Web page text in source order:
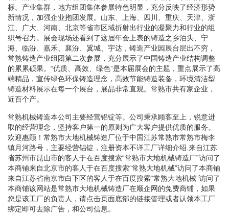
标。产业集群，地方组团集体参展特色明显，充分反映了经济形势
新情况，加强企业抱团发展。山东、上海、四川、重庆、天津、浙
江、广大、河南、北京等省市区域折射出行业的凝聚力和行业的组
织号召力。展会现场还看到了这届年会上表的铸造之乡泊头、宁
海、临汾、嘉禾、襄汾、翼城、宇达，铸造产业园展台层出不穷，
常熟铸造产业组团第二次参展，充分展示了中国铸造产业结构调整
的累累硕果。“优质、高效、绿色”是本届展会的主题，重点展示了高
端精品，宣传绿色环保铸造理念，高效节能铸造装备，环境清洁型
铸造材料展示在每一个展台，展品非常直观。常熟市共有家企业，
近百个产。
常熟机械铸造本公司主要经营铝锭等。公司秉承顾客至上，锐意进
取的经营理念，坚持客户第一的原则为广大客户提供优质的服务。
欢迎惠顾！常熟市大地机械铸造厂位于中国江苏常熟市常熟市梅李
镇月河路号，主要经营铝锭，注册资本不详工厂详细介绍.来自江苏
省苏州市昆山市的客人于在百度搜索“常熟市大地机械铸造厂”访问了
本商铺来自北京市的客人于在百度搜索“常熟大地机械”访问了本商铺
来自江苏省南京市白下区的客人于在百度搜索“常熟大地机械”访问了
本商铺该网站是常熟市大地机械铸造厂在顺企网的免费商铺，如果
您是该工厂的负责人，请点击页面底部的链接管理或者认领本工厂
绑定即可去除广告，和公司信息。